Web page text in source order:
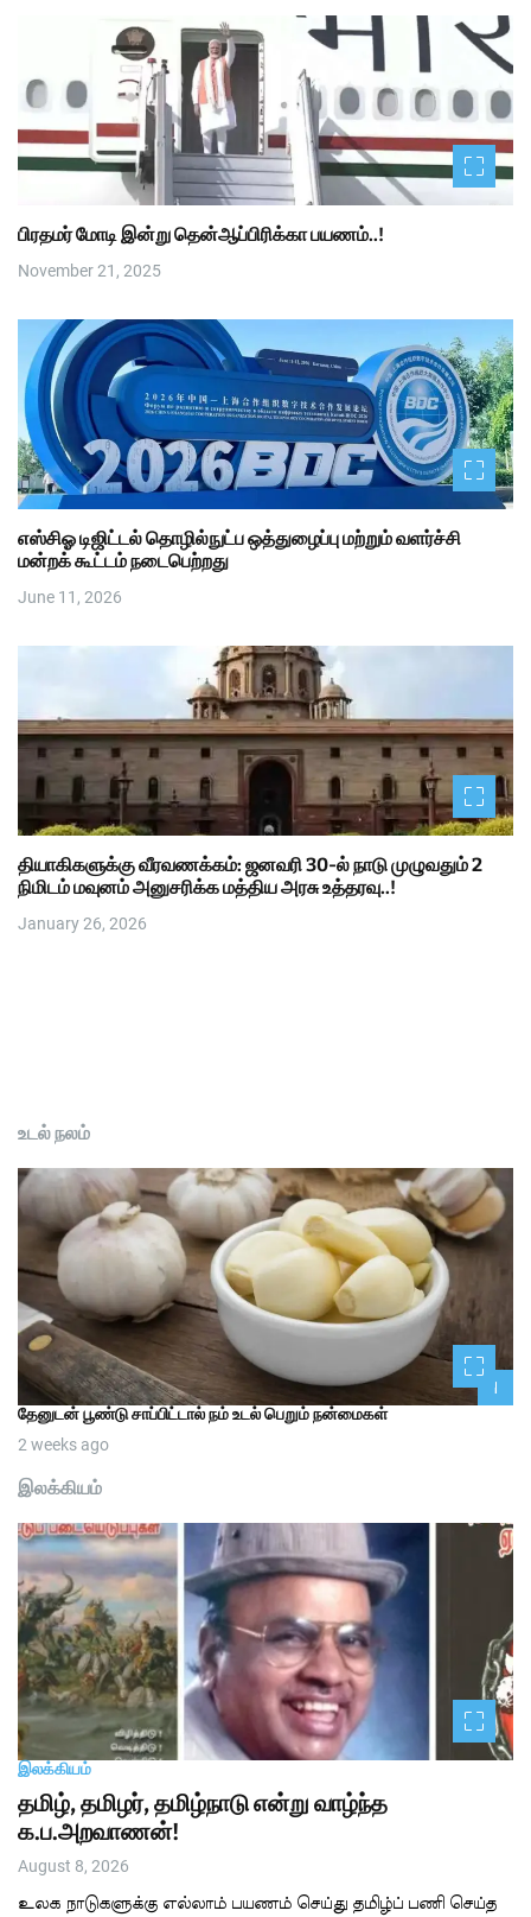
பிரதமர் மோடி இன்று தென்ஆப்பிரிக்கா பயணம்..!
November 21, 2025
எஸ்சிஓ டிஜிட்டல் தொழில்நுட்ப ஒத்துழைப்பு மற்றும் வளர்ச்சி
மன்றக் கூட்டம் நடைபெற்றது
June 11, 2026
தியாகிகளுக்கு வீரவணக்கம்: ஜனவரி 30-ல் நாடு முழுவதும் 2
நிமிடம் மவுனம் அனுசரிக்க மத்திய அரசு உத்தரவு..!
January 26, 2026
உடல் நலம்
1
தேனுடன் பூண்டு சாப்பிட்டால் நம் உடல் பெறும் நன்மைகள்
2 weeks ago
இலக்கியம்
இலக்கியம்
தமிழ், தமிழர், தமிழ்நாடு என்று வாழ்ந்த
க.ப.அறவாணன்!
August 8, 2026
உலக நாடுகளுக்கு எல்லாம் பயணம் செய்து தமிழ்ப் பணி செய்த